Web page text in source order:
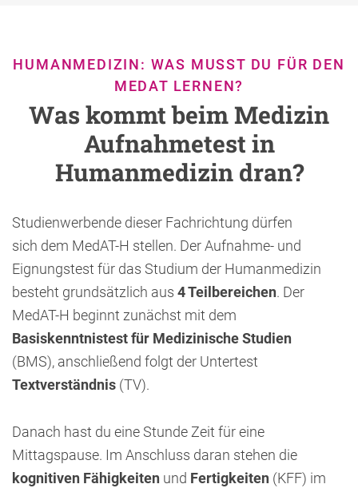
HUMANMEDIZIN: WAS MUSST DU FÜR DEN
MEDAT LERNEN?
Was kommt beim Medizin
Aufnahmetest in
Humanmedizin dran?
Studienwerbende dieser Fachrichtung dürfen
sich dem MedAT-H stellen. Der Aufnahme- und
Eignungstest für das Studium der Humanmedizin
besteht grundsätzlich aus 4 Teilbereichen. Der
MedAT-H beginnt zunächst mit dem
Basiskenntnistest für Medizinische Studien
(BMS), anschließend folgt der Untertest
Textverständnis (TV).
Danach hast du eine Stunde Zeit für eine
Mittagspause. Im Anschluss daran stehen die
kognitiven Fähigkeiten und Fertigkeiten (KFF) im